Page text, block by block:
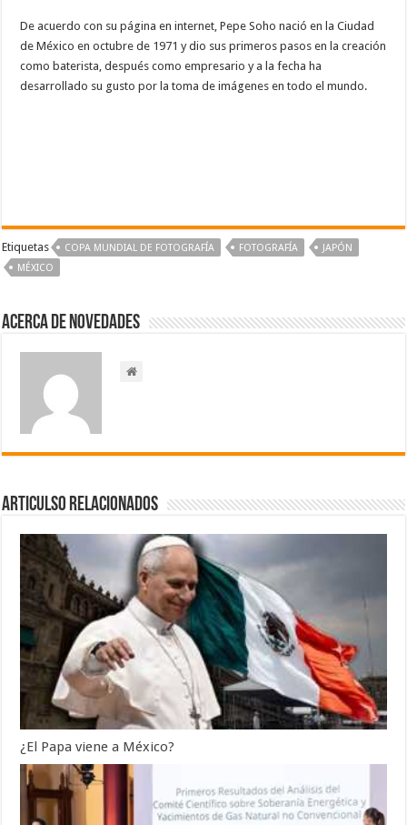
De acuerdo con su página en internet, Pepe Soho nació en la Ciudad
de México en octubre de 1971 y dio sus primeros pasos en la creación
como baterista, después como empresario y a la fecha ha
desarrollado su gusto por la toma de imágenes en todo el mundo.
Etiquetas COPA MUNDIAL DE FOTOGRAFÍA ‪FOTOGRAFÍA‬‬
JAPÓN
MÉXICO
Acerca de NOVEDADES
Articulso Relacionados
¿El Papa viene a México?